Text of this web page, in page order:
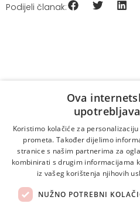
Podijeli članak:
Ova
Koristimo kolačiće za
prometa. Također dijelimo
stranice s našim partnerima za
kombinirati s drugim informacijama
iz vašeg korištenja njihovih
NUŽNO POTREBNI